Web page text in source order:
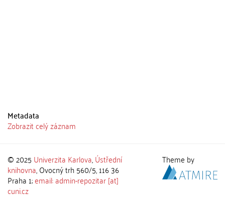
Metadata
Zobrazit celý záznam
© 2025 Univerzita Karlova,Ústřední
knihovna, Ovocný trh 560/5, 116 36
Praha 1;email: admin-repozitar [at]
cuni.cz
Theme by